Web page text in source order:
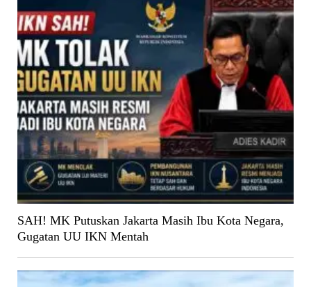
SAH! MK Putuskan Jakarta Masih Ibu Kota Negara,
Gugatan UU IKN Mentah